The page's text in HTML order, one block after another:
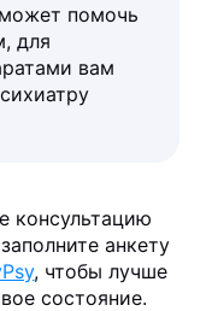
помочь
для
вам
консультацию
анкету
, чтобы лучше
состояние.